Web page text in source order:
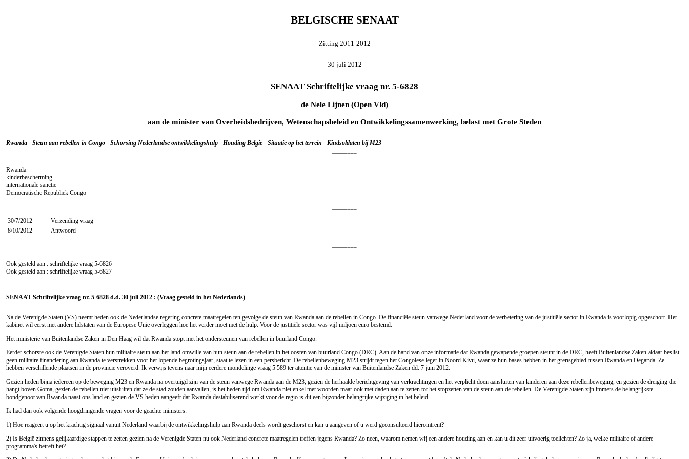
BELGISCHE SENAAT
Zitting 2011-2012
30 juli 2012
SENAAT Schriftelijke vraag nr. 5-6828
de Nele Lijnen (Open Vld)
aan de minister van Overheidsbedrijven, Wetenschapsbeleid en Ontwikkelingssamenwerking, belast met Grote Steden
Rwanda - Steun aan rebellen in Congo - Schorsing Nederlandse ontwikkelingshulp - Houding België - Situatie op het terrein - Kindsoldaten bij M23
Rwanda
kinderbescherming
internationale sanctie
Democratische Republiek Congo
30/7/2012
Verzending vraag
8/10/2012
Antwoord
Ook gesteld aan : schriftelijke vraag 5-6826
Ook gesteld aan : schriftelijke vraag 5-6827
SENAAT Schriftelijke vraag nr. 5-6828 d.d. 30 juli 2012 : (Vraag gesteld in het Nederlands)
Na de Verenigde Staten (VS) neemt heden ook de Nederlandse regering concrete maatregelen ten gevolge de steun van Rwanda aan de rebellen in Congo. De financiële steun vanwege Nederland voor de verbetering van de justitiële sector in Rwanda is voorlopig opgeschort. Het
kabinet wil eerst met andere lidstaten van de Europese Unie overleggen hoe het verder moet met de hulp. Voor de justitiële sector was vijf miljoen euro bestemd.
Het ministerie van Buitenlandse Zaken in Den Haag wil dat Rwanda stopt met het ondersteunen van rebellen in buurland Congo.
Eerder schorste ook de Verenigde Staten hun militaire steun aan het land omwille van hun steun aan de rebellen in het oosten van buurland Congo (DRC). Aan de hand van onze informatie dat Rwanda gewapende groepen steunt in de DRC, heeft Buitenlandse Zaken aldaar beslist
geen militaire financiering aan Rwanda te verstrekken voor het lopende begrotingsjaar, staat te lezen in een persbericht. De rebellenbeweging M23 strijdt tegen het Congolese leger in Noord Kivu, waar ze hun bases hebben in het grensgebied tussen Rwanda en Oeganda. Ze
hebben verschillende plaatsen in de provincie veroverd. Ik verwijs tevens naar mijn eerdere mondelinge vraag 5 589 ter attentie van de minister van Buitenlandse Zaken dd. 7 juni 2012.
Gezien heden bijna iedereen op de beweging M23 en Rwanda na overtuigd zijn van de steun vanwege Rwanda aan de M23, gezien de herhaalde berichtgeving van verkrachtingen en het verplicht doen aansluiten van kinderen aan deze rebellenbeweging, en gezien de dreiging die
hangt boven Goma, gezien de rebellen niet uitsluiten dat ze de stad zouden aanvallen, is het heden tijd om Rwanda niet enkel met woorden maar ook met daden aan te zetten tot het stopzetten van de steun aan de rebellen. De Verenigde Staten zijn immers de belangrijkste
bondgenoot van Rwanda naast ons land en gezien de VS heden aangeeft dat Rwanda destabiliserend werkt voor de regio is dit een bijzonder belangrijke wijziging in het beleid.
Ik had dan ook volgende hoogdringende vragen voor de geachte ministers:
1) Hoe reageert u op het krachtig signaal vanuit Nederland waarbij de ontwikkelingshulp aan Rwanda deels wordt geschorst en kan u aangeven of u werd geconsulteerd hieromtrent?
2) Is België zinnens gelijkaardige stappen te zetten gezien na de Verenigde Staten nu ook Nederland concrete maatregelen treffen jegens Rwanda? Zo neen, waarom nemen wij een andere houding aan en kan u dit zeer uitvoerig toelichten? Zo ja, welke militaire of andere
programma's betreft het?